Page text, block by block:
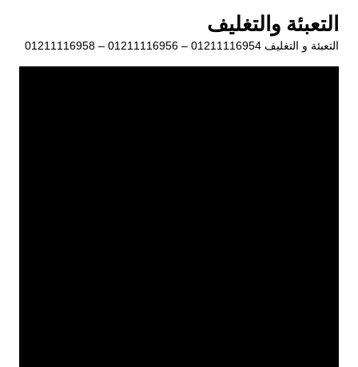
المحتوى
التعبئة والتغليف
التعبئة و التغليف 01211116954 – 01211116956 – 01211116958